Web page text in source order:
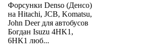
Форсунки Denso (Денсо)
на Hitachi, JCB, Komatsu,
John Deer для автобусов
Богдан Isuzu 4HK1,
6HK1 люб...